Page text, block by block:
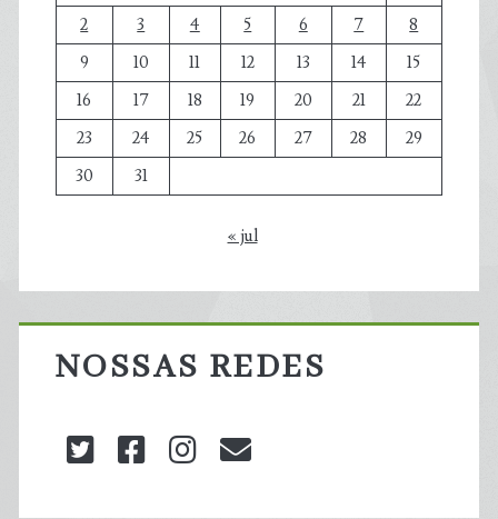
2
3 4 5 6 7
8
9
10 11 12 13 14
15
16
17 18 19 20 21
22
23
24 25 26 27 28
29
30
31
« jul
NOSSAS REDES
twitterfacebookinstagram